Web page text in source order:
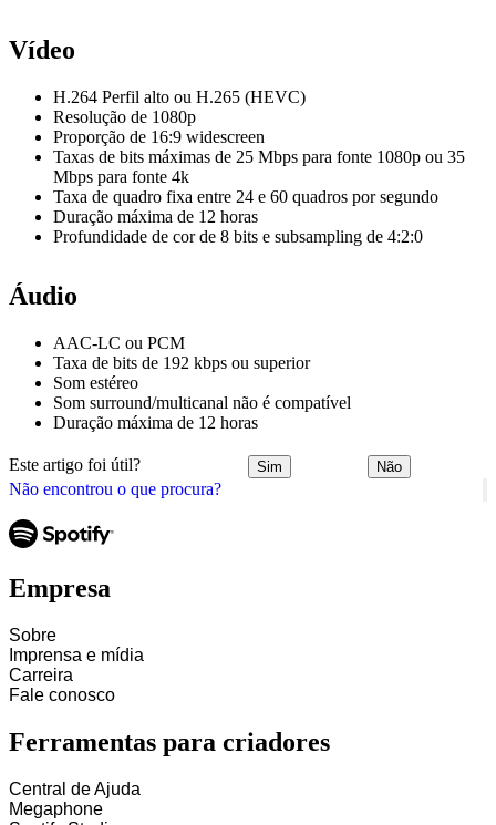
Não encontrou o que procura?
Vídeo
H.264 Perfil alto ou H.265 (HEVC)
Resolução de 1080p
Proporção de 16:9 widescreen
Taxas de bits máximas de 25 Mbps para fonte 1080p ou 35
Mbps para fonte 4k
Taxa de quadro fixa entre 24 e 60 quadros por segundo
Duração máxima de 12 horas
Profundidade de cor de 8 bits e subsampling de 4:2:0
Áudio
AAC‑LC ou PCM
Taxa de bits de 192 kbps ou superior
Som estéreo
Som surround/multicanal não é compatível
Duração máxima de 12 horas
Este artigo foi útil? Sim Não
Empresa
Sobre
Imprensa e mídia
Carreira
Fale conosco
Ferramentas para criadores
Central de Ajuda
Megaphone